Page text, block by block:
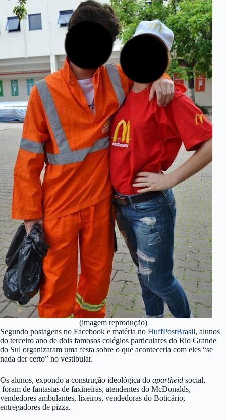
(imagem reprodução)
Segundo postagens no Facebook e matéria no HuffPostBrasil, alunos
do terceiro ano de dois famosos colégios particulares do Rio Grande
do Sul organizaram uma festa sobre o que aconteceria com eles “se
nada der certo” no vestibular.
Os alunos, expondo a construção ideológica do apartheid social,
foram de fantasias de faxineiras, atendentes do McDonalds,
vendedores ambulantes, lixeiros, vendedoras do Boticário,
entregadores de pizza.